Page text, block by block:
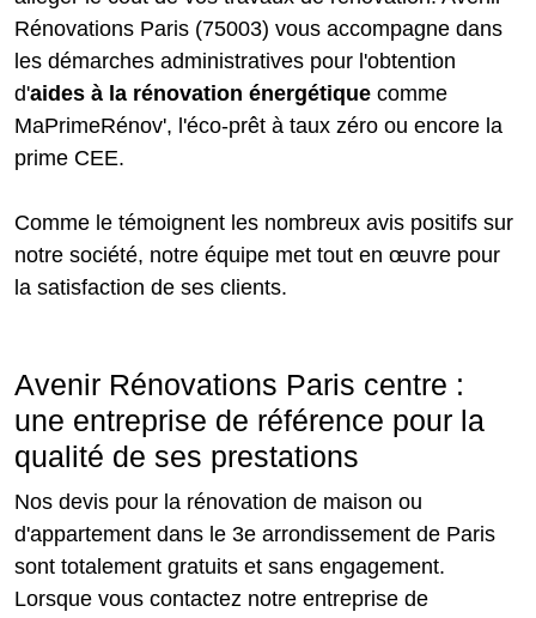
Rénovations Paris (75003) vous accompagne dans
les démarches administratives pour l'obtention
d'aides à la rénovation énergétique comme
MaPrimeRénov', l'éco-prêt à taux zéro ou encore la
prime CEE.
Comme le témoignent les nombreux avis positifs sur
notre société, notre équipe met tout en œuvre pour
la satisfaction de ses clients.
Avenir Rénovations Paris centre :
une entreprise de référence pour la
qualité de ses prestations
Nos devis pour la rénovation de maison ou
d'appartement dans le 3e arrondissement de Paris
sont totalement gratuits et sans engagement.
Lorsque vous contactez notre entreprise de